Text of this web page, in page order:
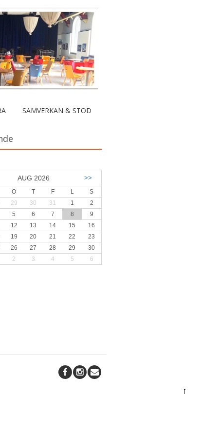
SAMVERKAN & STÖD
AUG 2026 >>
O T F L
S
29 30 31 1
2
5 6 7 8
9
12 13 14 15
16
19 20 21 22
23
26 27 28 29
30
2 3 4 5 6
↑